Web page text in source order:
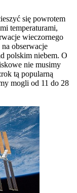
się powrotem
temperaturami,
wieczornego
obserwacje
polskim niebem. O
nie musimy
tą popularną
mogli od 11 do 28